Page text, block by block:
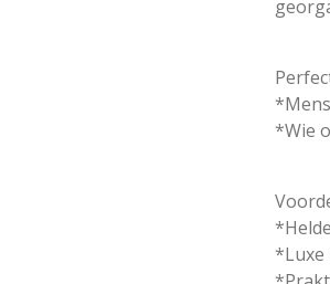
*Wie
*Luxe